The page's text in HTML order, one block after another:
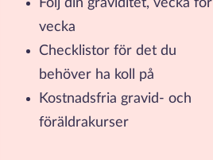
Följ din graviditet, vecka för
vecka
Checklistor för det du
behöver ha koll på
Kostnadsfria gravid- och
föräldrakurser